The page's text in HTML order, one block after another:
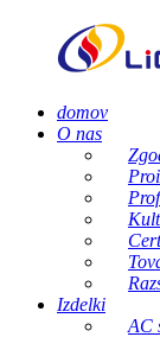
domov
O nas
Izdelki
AC